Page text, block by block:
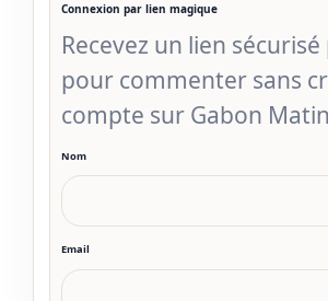
Connexion par lien magique
Recevez un lien
pour commenter sans
compte sur Gabon
Nom
Email